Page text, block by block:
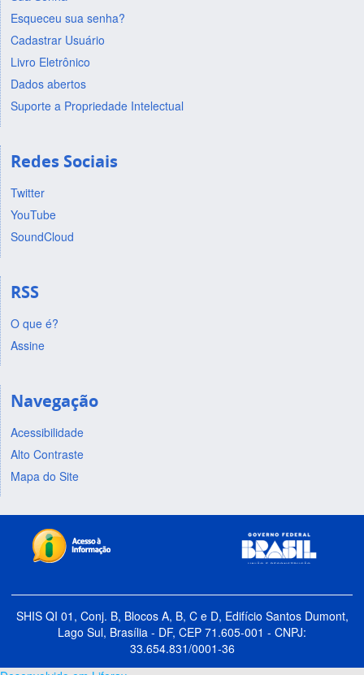
Esqueceu sua senha?
Cadastrar Usuário
Livro Eletrônico
Dados abertos
Suporte a Propriedade Intelectual
Redes Sociais
Twitter
YouTube
SoundCloud
RSS
O que é?
Assine
Navegação
Acessibilidade
Alto Contraste
Mapa do Site
SHIS QI 01, Conj. B, Blocos A, B, C e D, Edifício Santos Dumont,
Lago Sul, Brasília - DF, CEP 71.605-001 - CNPJ:
33.654.831/0001-36